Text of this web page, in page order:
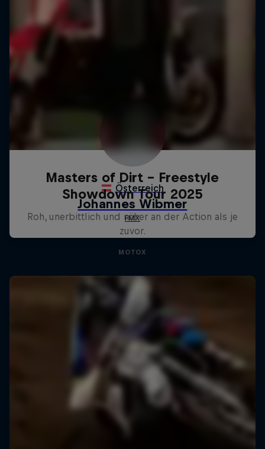
Masters of Dirt – Freestyle
Showdown Tour 2025
Roh, unerbittlich und näher an der Action als je
zuvor.
MOTOX